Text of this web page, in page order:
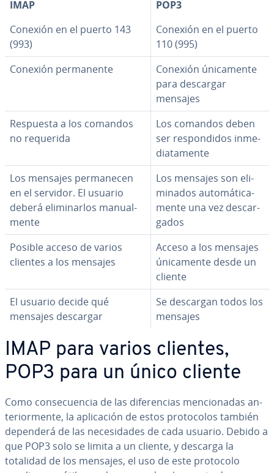
IMAP
POP3
Conexión en el puerto 143
(993)
Conexión en el puerto
110 (995)
Conexión pe­r­ma­ne­n­te
Conexión úni­ca­me­n­te
para descargar
mensajes
Respuesta a los comandos
no requerida
Los comandos deben
ser re­s­po­n­di­dos in­me­
dia­ta­me­n­te
Los mensajes pe­r­ma­ne­cen
en el servidor. El usuario
deberá eli­mi­nar­los ma­nua­l­
me­n­te
Los mensajes son eli­
mi­na­dos au­to­má­ti­ca­
me­n­te una vez de­s­ca­r­
ga­dos
Posible acceso de varios
clientes a los mensajes
Acceso a los mensajes
úni­ca­me­n­te desde un
cliente
El usuario decide qué
mensajes descargar
Se descargan todos los
mensajes
IMAP para varios clientes,
POP3 para un único cliente
Como co­n­se­cue­n­cia de las di­fe­re­n­cias me­n­cio­na­das an­
te­rio­r­me­n­te, la apli­ca­ción de estos pro­to­co­los también
dependerá de las ne­ce­si­da­des de cada usuario. Debido a
que POP3 solo se limita a un cliente, y descarga la
totalidad de los mensajes, el uso de este protocolo